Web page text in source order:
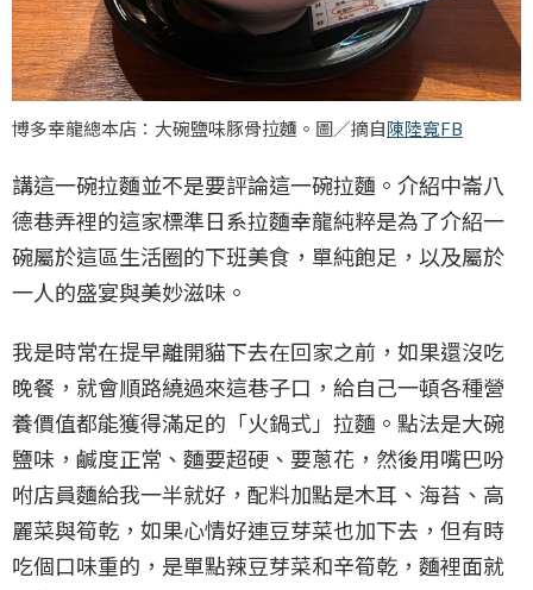
博多幸龍總本店：大碗鹽味豚骨拉麵。圖／摘自陳陸寬FB
講這一碗拉麵並不是要評論這一碗拉麵。介紹中崙八
德巷弄裡的這家標準日系拉麵幸龍純粹是為了介紹一
碗屬於這區生活圈的下班美食，單純飽足，以及屬於
一人的盛宴與美妙滋味。
我是時常在提早離開貓下去在回家之前，如果還沒吃
晚餐，就會順路繞過來這巷子口，給自己一頓各種營
養價值都能獲得滿足的「火鍋式」拉麵。點法是大碗
鹽味，鹹度正常、麵要超硬、要蔥花，然後用嘴巴吩
咐店員麵給我一半就好，配料加點是木耳、海苔、高
麗菜與筍乾，如果心情好連豆芽菜也加下去，但有時
吃個口味重的，是單點辣豆芽菜和辛筍乾，麵裡面就